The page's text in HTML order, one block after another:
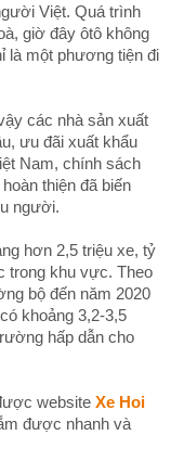
Việt. Quá trình
giờ đây ôtô không
là một phương tiện đi
các nhà sản xuất
ưu đãi xuất khẩu
Nam, chính sách
thiện đã biến
người.
hơn 2,5 triệu xe, tỷ
trong khu vực. Theo
bộ đến năm 2020
khoảng 3,2-3,5
hấp dẫn cho
website Xe Hoi
được nhanh và